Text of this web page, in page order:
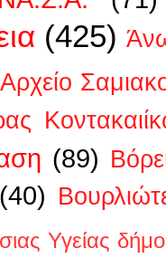
(425)
Αρχείο
(89)
(40)
Υγείας